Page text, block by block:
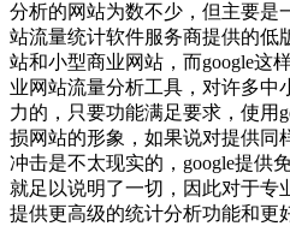
分析的网站为数不少，但主要是
站流量统计软件服务商提供的低
站和小型商业网站，而google这
业网站流量分析工具，对许多中
力的，只要功能满足要求，使用
损网站的形象，如果说对提供同
冲击是不太现实的，google提供
就足以说明了一切，因此对于专
提供更高级的统计分析功能和更